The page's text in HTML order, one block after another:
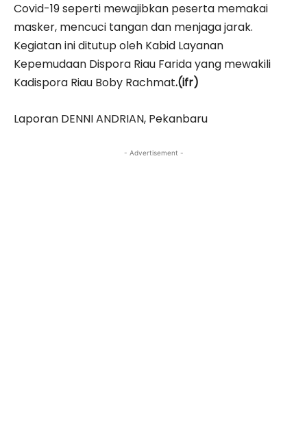
Covid-19 seperti mewajibkan peserta memakai
masker, mencuci tangan dan menjaga jarak.
Kegiatan ini ditutup oleh Kabid Layanan
Kepemudaan Dispora Riau Farida yang mewakili
Kadispora Riau Boby Rachmat.(ifr)
Laporan DENNI ANDRIAN, Pekanbaru
- Advertisement -